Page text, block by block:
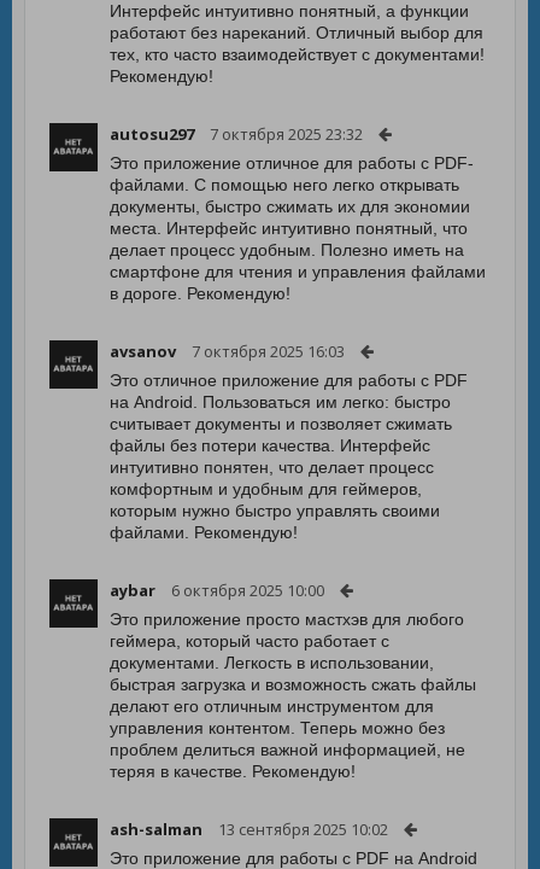
Интерфейс интуитивно понятный, а функции
работают без нареканий. Отличный выбор для
тех, кто часто взаимодействует с документами!
Рекомендую!
autosu297 7 октября 2025 23:32
Это приложение отличное для работы с PDF-
файлами. С помощью него легко открывать
документы, быстро сжимать их для экономии
места. Интерфейс интуитивно понятный, что
делает процесс удобным. Полезно иметь на
смартфоне для чтения и управления файлами
в дороге. Рекомендую!
avsanov 7 октября 2025 16:03
Это отличное приложение для работы с PDF
на Android. Пользоваться им легко: быстро
считывает документы и позволяет сжимать
файлы без потери качества. Интерфейс
интуитивно понятен, что делает процесс
комфортным и удобным для геймеров,
которым нужно быстро управлять своими
файлами. Рекомендую!
aybar 6 октября 2025 10:00
Это приложение просто мастхэв для любого
геймера, который часто работает с
документами. Легкость в использовании,
быстрая загрузка и возможность сжать файлы
делают его отличным инструментом для
управления контентом. Теперь можно без
проблем делиться важной информацией, не
теряя в качестве. Рекомендую!
ash-salman 13 сентября 2025 10:02
Это приложение для работы с PDF на Android